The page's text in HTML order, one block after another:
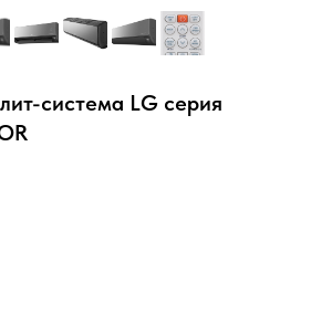
система LG серия